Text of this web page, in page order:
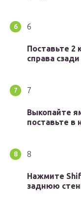
6
Поставьте 2
справа
7
Выкопайте
поставьте в
8
Нажмите
заднюю